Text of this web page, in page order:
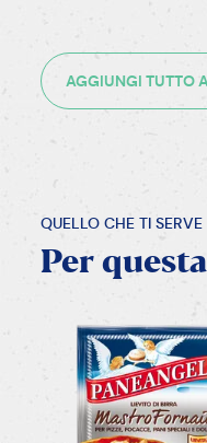
AGGIUNGI TUTTO
QUELLO CHE TI SERVE
Per questa